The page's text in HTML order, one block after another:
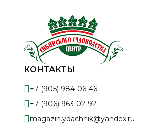
КОНТАКТЫ
+7 (905) 984-06-46
+7 (906) 963-02-92
magazin.ydachnik@yandex.ru